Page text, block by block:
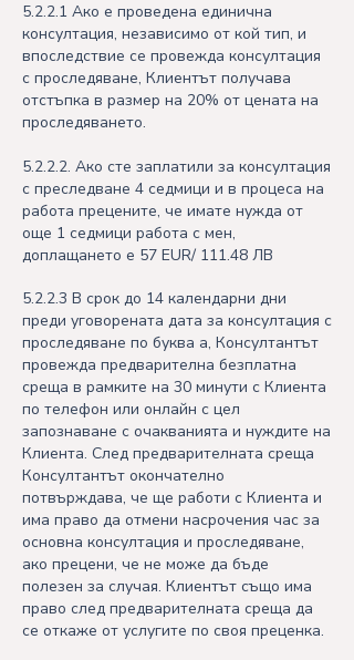
5.2.2.1 Ако е проведена единична
консултация, независимо от кой тип, и
впоследствие се провежда консултация
с проследяване, Клиентът получава
отстъпка в размер на 20% от цената на
проследяването.
5.2.2.2. Ако сте заплатили за консултация
с преследване 4 седмици и в процеса на
работа прецените, че имате нужда от
още 1 седмици работа с мен,
доплащането е 57 EUR/ 111.48 ЛВ
5.2.2.3 В срок до 14 календарни дни
преди уговорената дата за консултация с
проследяване по буква а, Консултантът
провежда предварителна безплатна
среща в рамките на 30 минути с Клиента
по телефон или онлайн с цел
запознаване с очакванията и нуждите на
Клиента. След предварителната среща
Консултантът окончателно
потвърждава, че ще работи с Клиента и
има право да отмени насрочения час за
основна консултация и проследяване,
ако прецени, че не може да бъде
полезен за случая. Клиентът също има
право след предварителната среща да
се откаже от услугите по своя преценка.